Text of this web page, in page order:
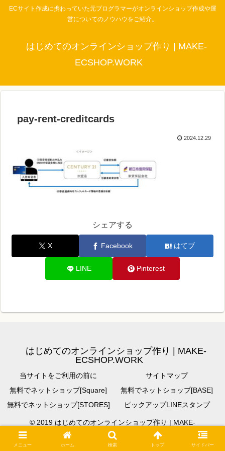
ECサイト作成に携わっていた元プログラマーがオンラインショップ作成や運
営についてのノウハウをご紹介。
はじめてのオンラインショップ作り | MAKE-
ECSHOP.WORK
pay-rent-creditcards
2024.12.29
シェアする
X Facebook はてブ
LINE Pinterest
はじめてのオンラインショップ作り | MAKE-
ECSHOP.WORK
当サイトをご利用の前に
サイトマップ
無料でネットショップ[Square]
無料でネットショップ[BASE]
無料でネットショップ[STORES]
ピックアップLINEスタンプ
© 2019 はじめてのオンラインショップ作り | MAKE-
ECSHOP.WORK.
メニュー ホーム 検索 トップ サイドバー